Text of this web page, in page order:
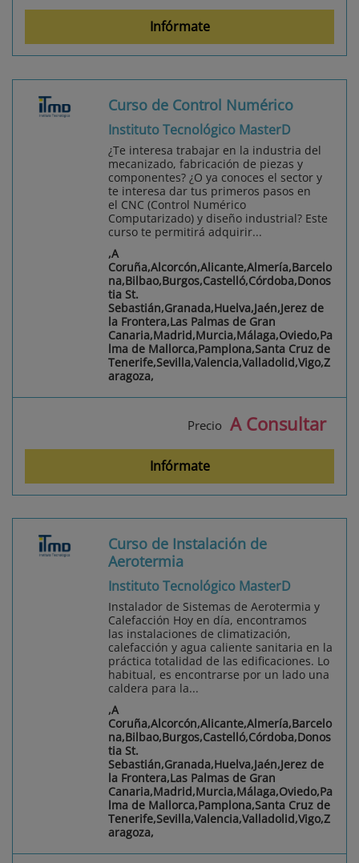
Infórmate
Curso de Control Numérico
Instituto Tecnológico MasterD
¿Te interesa trabajar en la industria del
mecanizado, fabricación de piezas y
componentes? ¿O ya conoces el sector y
te interesa dar tus primeros pasos en
el CNC (Control Numérico
Computarizado) y diseño industrial? Este
curso te permitirá adquirir...
,A
Coruña,Alcorcón,Alicante,Almería,Barcelo
na,Bilbao,Burgos,Castelló,Córdoba,Donos
tia St.
Sebastián,Granada,Huelva,Jaén,Jerez de
la Frontera,Las Palmas de Gran
Canaria,Madrid,Murcia,Málaga,Oviedo,Pa
lma de Mallorca,Pamplona,Santa Cruz de
Tenerife,Sevilla,Valencia,Valladolid,Vigo,Z
aragoza,
Precio A Consultar
Infórmate
Curso de Instalación de
Aerotermia
Instituto Tecnológico MasterD
Instalador de Sistemas de Aerotermia y
Calefacción Hoy en día, encontramos
las instalaciones de climatización,
calefacción y agua caliente sanitaria en la
práctica totalidad de las edificaciones. Lo
habitual, es encontrarse por un lado una
caldera para la...
,A
Coruña,Alcorcón,Alicante,Almería,Barcelo
na,Bilbao,Burgos,Castelló,Córdoba,Donos
tia St.
Sebastián,Granada,Huelva,Jaén,Jerez de
la Frontera,Las Palmas de Gran
Canaria,Madrid,Murcia,Málaga,Oviedo,Pa
lma de Mallorca,Pamplona,Santa Cruz de
Tenerife,Sevilla,Valencia,Valladolid,Vigo,Z
aragoza,